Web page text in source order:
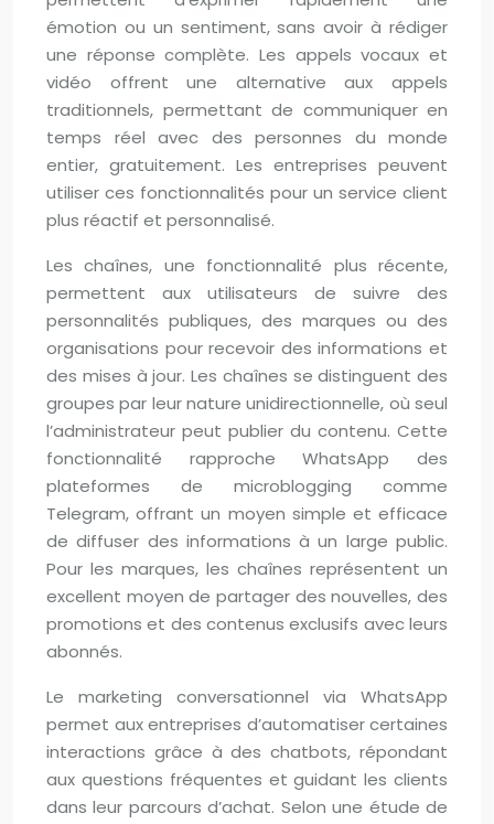
émotion ou un sentiment, sans avoir à rédiger
une réponse complète. Les appels vocaux et
vidéo offrent une alternative aux appels
traditionnels, permettant de communiquer en
temps réel avec des personnes du monde
entier, gratuitement. Les entreprises peuvent
utiliser ces fonctionnalités pour un service client
plus réactif et personnalisé.
Les chaînes, une fonctionnalité plus récente,
permettent aux utilisateurs de suivre des
personnalités publiques, des marques ou des
organisations pour recevoir des informations et
des mises à jour. Les chaînes se distinguent des
groupes par leur nature unidirectionnelle, où seul
l’administrateur peut publier du contenu. Cette
fonctionnalité rapproche WhatsApp des
plateformes de microblogging comme
Telegram, offrant un moyen simple et efficace
de diffuser des informations à un large public.
Pour les marques, les chaînes représentent un
excellent moyen de partager des nouvelles, des
promotions et des contenus exclusifs avec leurs
abonnés.
Le marketing conversationnel via WhatsApp
permet aux entreprises d’automatiser certaines
interactions grâce à des chatbots, répondant
aux questions fréquentes et guidant les clients
dans leur parcours d’achat. Selon une étude de